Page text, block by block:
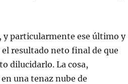
y particularmente ese último y
resultado neto final de que
dilucidarlo. La cosa,
una tenaz nube de